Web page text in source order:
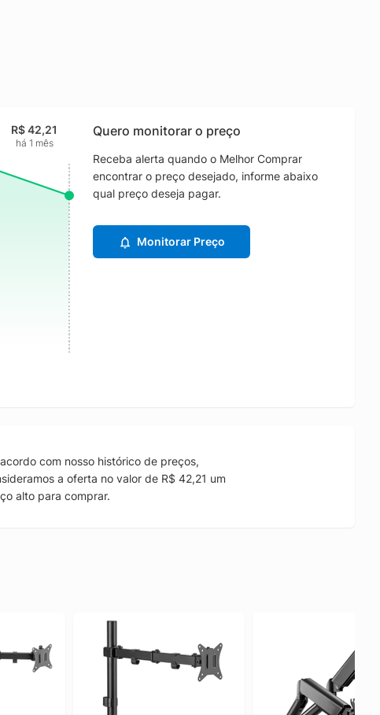
R$ 42,21
há 1 mês
Quero monitorar o preço
Receba alerta quando o Melhor Comprar
encontrar o preço desejado, informe abaixo
qual preço deseja pagar.
Monitorar Preço
com nosso histórico de preços,
a oferta no valor de R$ 42,21 um
alto para comprar.